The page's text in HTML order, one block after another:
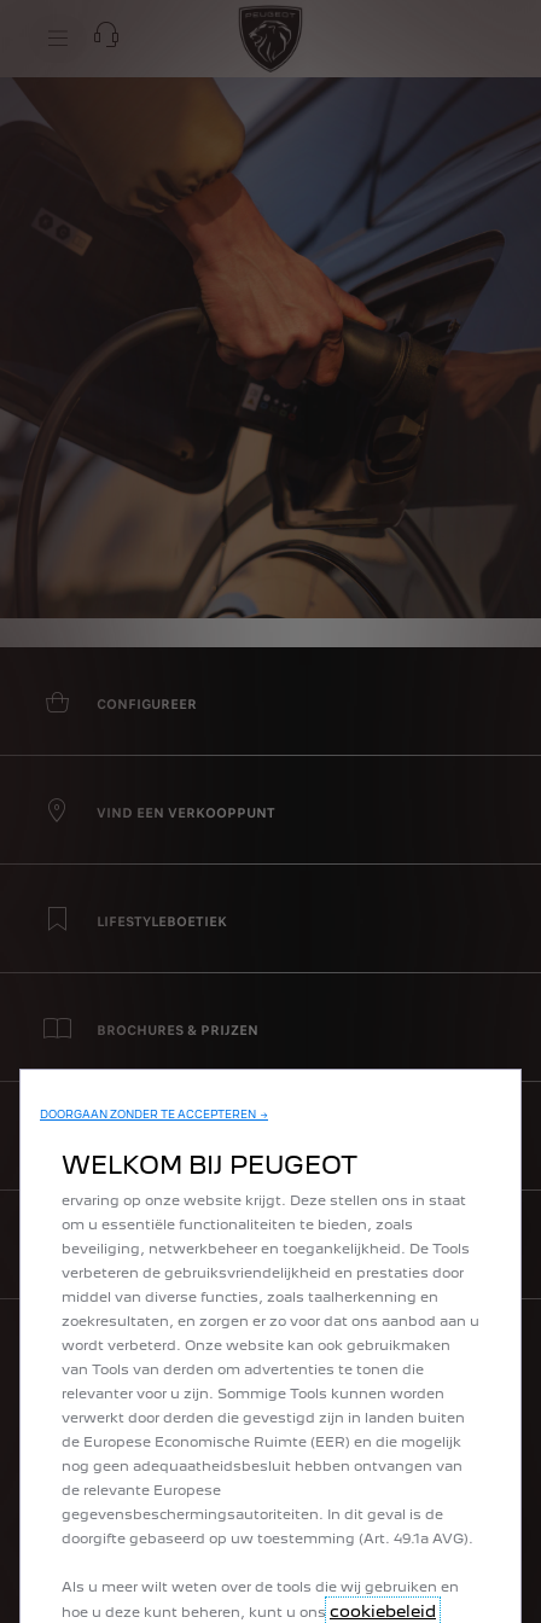
CONFIGUREER
VIND EEN VERKOOPPUNT
LIFESTYLEBOETIEK
BROCHURES & PRIJZEN
NEWSLETTER
ONS GAMMA
Elektrische wagens
Hybrides
Stadswagens
SUV's
Berlines
Bedrijfsvoertuigen
Ombouwde voertuigen
DOORGAAN ZONDER TE ACCEPTEREN →
WELKOM BIJ PEUGEOT
(de “Tools”) om ervoor te zorgen dat u de best mogelijke
ervaring op onze website krijgt. Deze stellen ons in staat
om u essentiële functionaliteiten te bieden, zoals
beveiliging, netwerkbeheer en toegankelijkheid. De Tools
verbeteren de gebruiksvriendelijkheid en prestaties door
middel van diverse functies, zoals taalherkenning en
zoekresultaten, en zorgen er zo voor dat ons aanbod aan u
wordt verbeterd. Onze website kan ook gebruikmaken
van Tools van derden om advertenties te tonen die
relevanter voor u zijn. Sommige Tools kunnen worden
verwerkt door derden die gevestigd zijn in landen buiten
de Europese Economische Ruimte (EER) en die mogelijk
nog geen adequaatheidsbesluit hebben ontvangen van
de relevante Europese
gegevensbeschermingsautoriteiten. In dit geval is de
doorgifte gebaseerd op uw toestemming (Art. 49.1a AVG).
Als u meer wilt weten over de tools die wij gebruiken en
hoe u deze kunt beheren, kunt u ons cookiebeleid